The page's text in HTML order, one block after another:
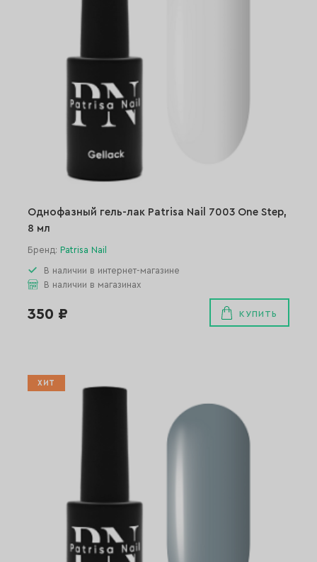
Однофазный гель-лак Patrisa Nail 7003 One Step,
8 мл
Бренд: Patrisa Nail
В наличии в интернет-магазине
В наличии в магазинах
350 ₽ КУПИТЬ
ХИТ